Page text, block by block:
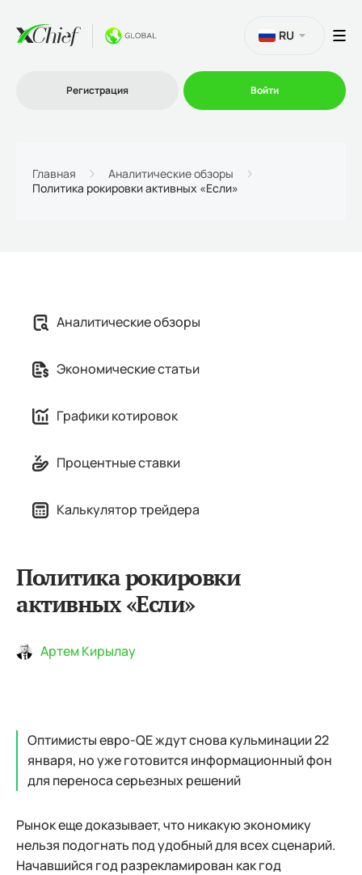
Партнеру
RU
Регистрация Войти
Главная
Аналитические обзоры
Политика рокировки активных «Если»
Аналитические обзоры
Экономические статьи
Графики котировок
Процентные ставки
Калькулятор трейдера
Политика рокировки
активных «Если»
Артем Кирылау
Оптимисты евро-QE ждут снова кульминации 22
января, но уже готовится информационный фон
для переноса серьезных решений
Рынок еще доказывает, что никакую экономику
нельзя подогнать под удобный для всех сценарий.
Начавшийся год разрекламирован как год